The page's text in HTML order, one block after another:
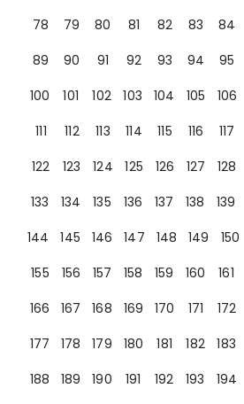
78
79 80 81 82 83 84
89
90 91 92 93 94 95
100
101 102 103 104 105 106
111
112 113 114 115 116 117
122
123 124 125 126 127 128
133
134 135 136 137 138 139
144
145 146 147 148 149 150
155
156 157 158 159 160 161
166
167 168 169 170 171 172
177
178 179 180 181 182 183
188
189 190 191 192 193 194